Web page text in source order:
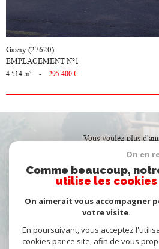
Gasny (27620)
EMPLACEMENT N°1
4 514 m² - 295 400 €
Vous voulez plus
Créer une alerte email et recevez les biens
dans votre boîte
créer l'alerte
On en
Comme beaucoup,
utilise les cookies
On aimerait vous accompagner
votre visite.
En poursuivant, vous acceptez
cookies par ce site, afin de vous